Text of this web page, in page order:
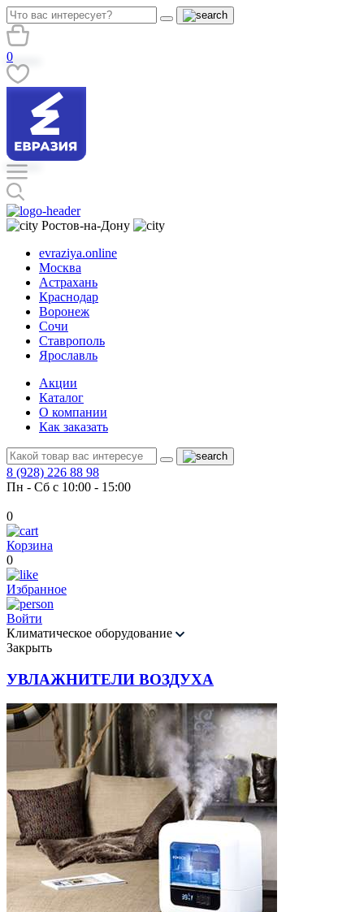
0
Ростов-на-Дону
evraziya.online
Москва
Астрахань
Краснодар
Воронеж
Сочи
Ставрополь
Ярославль
Акции
Каталог
О компании
Как заказать
8 (928) 226 88 98
Пн - Сб с 10:00 - 15:00
0
Корзина
0
Избранное
Войти
Климатическое оборудование
Закрыть
УВЛАЖНИТЕЛИ ВОЗДУХА